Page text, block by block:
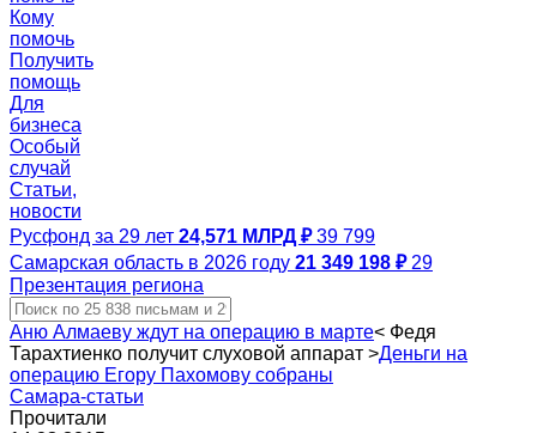
Кому
помочь
Получить
помощь
Для
бизнеса
Особый
случай
Статьи,
новости
Русфонд за 29 лет 24,571 МЛРД ₽ 39 799
Самарская область в 2026 году 21 349 198 ₽ 29
Презентация региона
Аню Алмаеву ждут на операцию в марте< Федя
Тарахтиенко получит слуховой аппарат >Деньги на
операцию Егору Пахомову собраны
Самара-статьи
Прочитали